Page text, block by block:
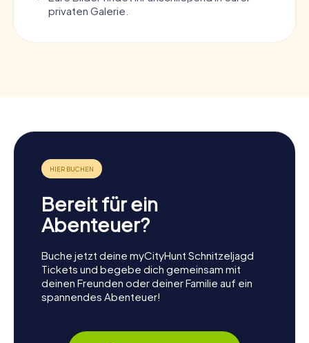
privaten Galerie.
Bereit für ein
Abenteuer?
Buche jetzt deine myCityHunt Schnitzeljagd
Tickets und begebe dich gemeinsam mit
deinen Freunden oder deiner Familie auf ein
spannendes Abenteuer!